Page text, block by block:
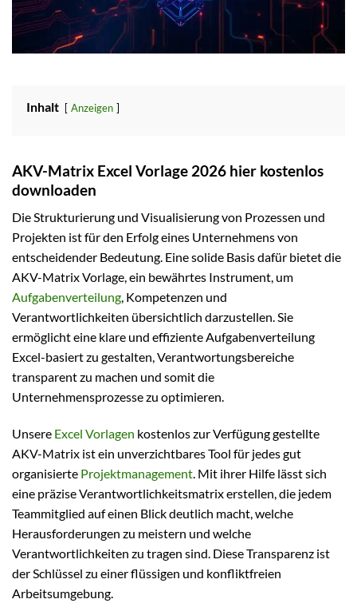
Inhalt Anzeigen
AKV-Matrix Excel Vorlage 2026 hier kostenlos
downloaden
Die Strukturierung und Visualisierung von Prozessen und
Projekten ist für den Erfolg eines Unternehmens von
entscheidender Bedeutung. Eine solide Basis dafür bietet die
AKV-Matrix Vorlage, ein bewährtes Instrument, um
Aufgabenverteilung, Kompetenzen und
Verantwortlichkeiten übersichtlich darzustellen. Sie
ermöglicht eine klare und effiziente Aufgabenverteilung
Excel-basiert zu gestalten, Verantwortungsbereiche
transparent zu machen und somit die
Unternehmensprozesse zu optimieren.
Unsere Excel Vorlagen kostenlos zur Verfügung gestellte
AKV-Matrix ist ein unverzichtbares Tool für jedes gut
organisierte Projektmanagement. Mit ihrer Hilfe lässt sich
eine präzise Verantwortlichkeitsmatrix erstellen, die jedem
Teammitglied auf einen Blick deutlich macht, welche
Herausforderungen zu meistern und welche
Verantwortlichkeiten zu tragen sind. Diese Transparenz ist
der Schlüssel zu einer flüssigen und konfliktfreien
Arbeitsumgebung.